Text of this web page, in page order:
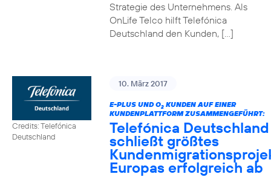
Strategie des Unternehmens. Als
OnLife Telco hilft Telefónica
Deutschland den Kunden, […]
Credits: Telefónica
Deutschland
10. März 2017
E-PLUS UND O2KUNDEN AUF EINER
KUNDENPLATTFORM ZUSAMMENGEFÜHRT:
Telefónica Deutschland
schließt größtes
Europas erfolgreich ab